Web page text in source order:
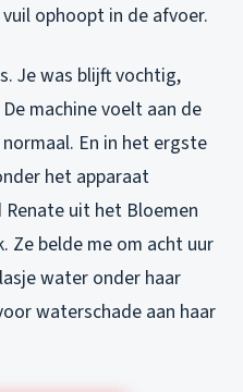
ophoopt in de afvoer.
Je was blijft vochtig,
machine voelt aan de
En in het ergste
het apparaat
uit het Bloemen
Ze belde me om acht uur
water onder haar
waterschade aan haar